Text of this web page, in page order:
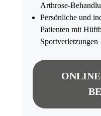
Arthrose-
Persönliche und
Patienten mit
Sportverletzungen